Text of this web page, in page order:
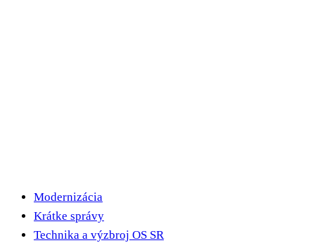
Modernizácia
Krátke správy
Technika a výzbroj OS SR